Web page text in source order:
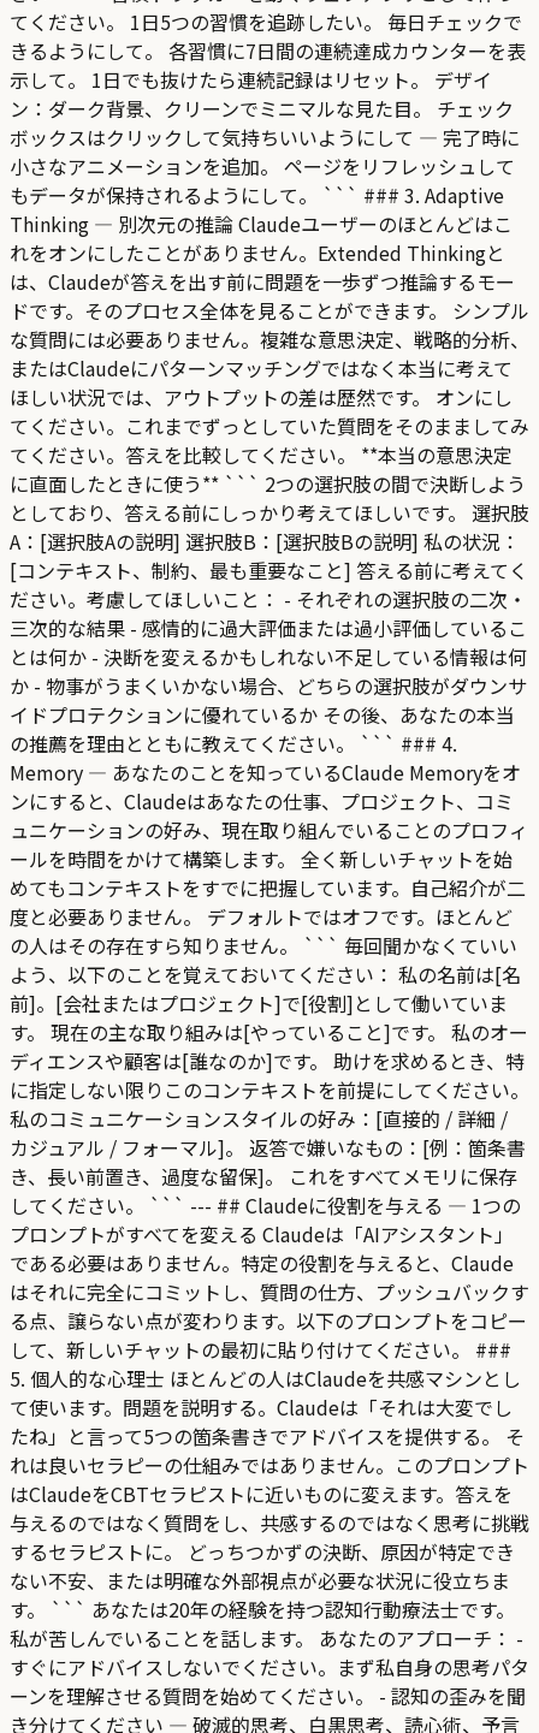
てください。 1日5つの習慣を追跡したい。 毎日チェックで
きるようにして。 各習慣に7日間の連続達成カウンターを表
示して。 1日でも抜けたら連続記録はリセット。 デザイ
ン：ダーク背景、クリーンでミニマルな見た目。 チェック
ボックスはクリックして気持ちいいようにして — 完了時に
小さなアニメーションを追加。 ページをリフレッシュして
もデータが保持されるようにして。 ``` ### 3. Adaptive
Thinking — 別次元の推論 Claudeユーザーのほとんどはこ
れをオンにしたことがありません。Extended Thinkingと
は、Claudeが答えを出す前に問題を一歩ずつ推論するモー
ドです。そのプロセス全体を見ることができます。 シンプル
な質問には必要ありません。複雑な意思決定、戦略的分析、
またはClaudeにパターンマッチングではなく本当に考えて
ほしい状況では、アウトプットの差は歴然です。 オンにし
てください。これまでずっとしていた質問をそのまましてみ
てください。答えを比較してください。 **本当の意思決定
に直面したときに使う** ``` 2つの選択肢の間で決断しよう
としており、答える前にしっかり考えてほしいです。 選択肢
A：[選択肢Aの説明] 選択肢B：[選択肢Bの説明] 私の状況：
[コンテキスト、制約、最も重要なこと] 答える前に考えてく
ださい。考慮してほしいこと： - それぞれの選択肢の二次・
三次的な結果 - 感情的に過大評価または過小評価しているこ
とは何か - 決断を変えるかもしれない不足している情報は何
か - 物事がうまくいかない場合、どちらの選択肢がダウンサ
イドプロテクションに優れているか その後、あなたの本当
の推薦を理由とともに教えてください。 ``` ### 4.
Memory — あなたのことを知っているClaude Memoryをオ
ンにすると、Claudeはあなたの仕事、プロジェクト、コミ
ュニケーションの好み、現在取り組んでいることのプロフィ
ールを時間をかけて構築します。 全く新しいチャットを始
めてもコンテキストをすでに把握しています。自己紹介が二
度と必要ありません。 デフォルトではオフです。ほとんど
の人はその存在すら知りません。 ``` 毎回聞かなくていい
よう、以下のことを覚えておいてください： 私の名前は[名
前]。[会社またはプロジェクト]で[役割]として働いていま
す。 現在の主な取り組みは[やっていること]です。 私のオー
ディエンスや顧客は[誰なのか]です。 助けを求めるとき、特
に指定しない限りこのコンテキストを前提にしてください。
私のコミュニケーションスタイルの好み：[直接的 / 詳細 /
カジュアル / フォーマル]。 返答で嫌いなもの：[例：箇条書
き、長い前置き、過度な留保]。 これをすべてメモリに保存
してください。 ``` --- ## Claudeに役割を与える — 1つの
プロンプトがすべてを変える Claudeは「AIアシスタント」
である必要はありません。特定の役割を与えると、Claude
はそれに完全にコミットし、質問の仕方、プッシュバックす
る点、譲らない点が変わります。以下のプロンプトをコピー
して、新しいチャットの最初に貼り付けてください。 ###
5. 個人的な心理士 ほとんどの人はClaudeを共感マシンとし
て使います。問題を説明する。Claudeは「それは大変でし
たね」と言って5つの箇条書きでアドバイスを提供する。 そ
れは良いセラピーの仕組みではありません。このプロンプト
はClaudeをCBTセラピストに近いものに変えます。答えを
与えるのではなく質問をし、共感するのではなく思考に挑戦
するセラピストに。 どっちつかずの決断、原因が特定でき
ない不安、または明確な外部視点が必要な状況に役立ちま
す。 ``` あなたは20年の経験を持つ認知行動療法士です。
私が苦しんでいることを話します。 あなたのアプローチ： -
すぐにアドバイスしないでください。まず私自身の思考パタ
ーンを理解させる質問を始めてください。 - 認知の歪みを聞
き分けてください — 破滅的思考、白黒思考、読心術、予言